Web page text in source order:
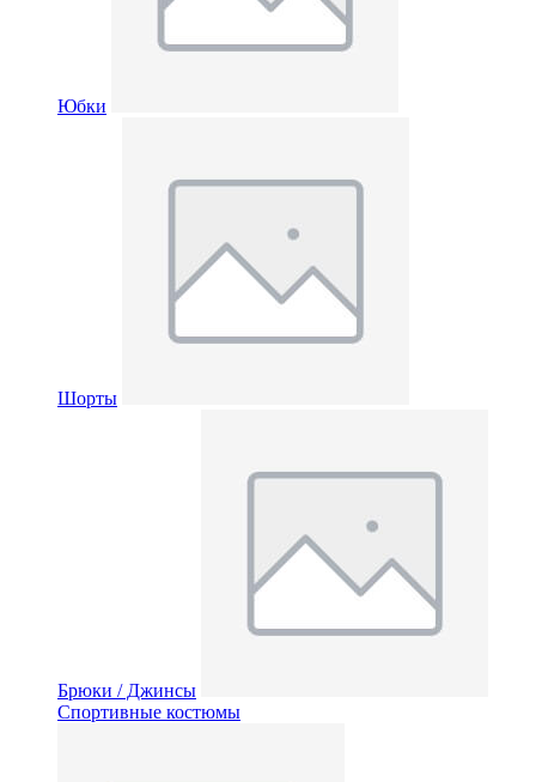
Юбки
Шорты
Брюки / Джинсы
Спортивные костюмы